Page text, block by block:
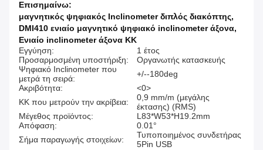
Επισημαίνω:
μαγνητικός ψηφιακός Inclinometer διπλός διακόπτης,
DMI410 ενιαίο μαγνητικό ψηφιακό inclinometer άξονα,
Ενιαίο inclinometer άξονα ΚΚ
Εγγύηση:
1 έτος
Προσαρμοσμένη υποστήριξη:
Οργανωτής κατασκευής
Ψηφιακό Inclinometer που
μετρά τη σειρά:
+/--180deg
Ακριβότητα:
<0>
ΚΚ που μετρούν την ακρίβεια:
0,9 mm/m (μεγάλης
έκτασης) (RMS)
Μέγεθος προϊόντος:
L83*W53*H19.2mm
Απόφαση:
0.01°
Σήμα παραγωγής στοιχείων:
Τυποποιημένος συνδετήρας
5Pin USB